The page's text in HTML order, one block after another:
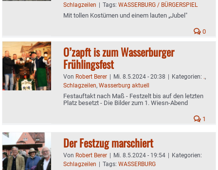
Schlagzeilen | Tags: WASSERBURG / BÜRGERSPIEL
Mit tollen Kostümen und einem lauten „Jubel"
0
O’zapft is zum Wasserburger
Frühlingsfest
Von Robert Berer | Mi. 8.5.2024 - 20:38 | Kategorien: .,
Schlagzeilen, Wasserburg aktuell
Festauftakt nach Maß - Festzelt bis auf den letzten
Platz besetzt - Die Bilder zum 1. Wiesn-Abend
1
Der Festzug marschiert
Von Robert Berer | Mi. 8.5.2024 - 19:54 | Kategorien:
Schlagzeilen | Tags: WASSERBURG